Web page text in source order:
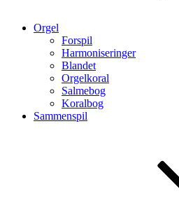
Orgel
Forspil
Harmoniseringer
Blandet
Orgelkoral
Salmebog
Koralbog
Sammenspil